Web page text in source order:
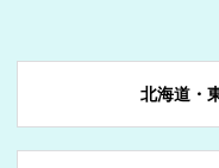
北海道・